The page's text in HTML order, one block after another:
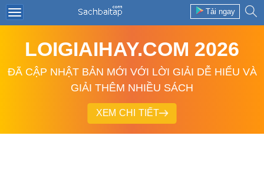
Tải ngay
LOIGIAIHAY.COM 2026
ĐÃ CẬP NHẬT BẢN MỚI VỚI LỜI GIẢI DỄ HIỂU VÀ
GIẢI THÊM NHIỀU SÁCH
XEM CHI TIẾT